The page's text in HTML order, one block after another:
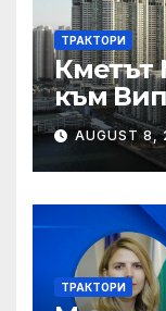
ТРАКТОРИ
Кметът
към
AUGUST 8,
ТРАКТОРИ